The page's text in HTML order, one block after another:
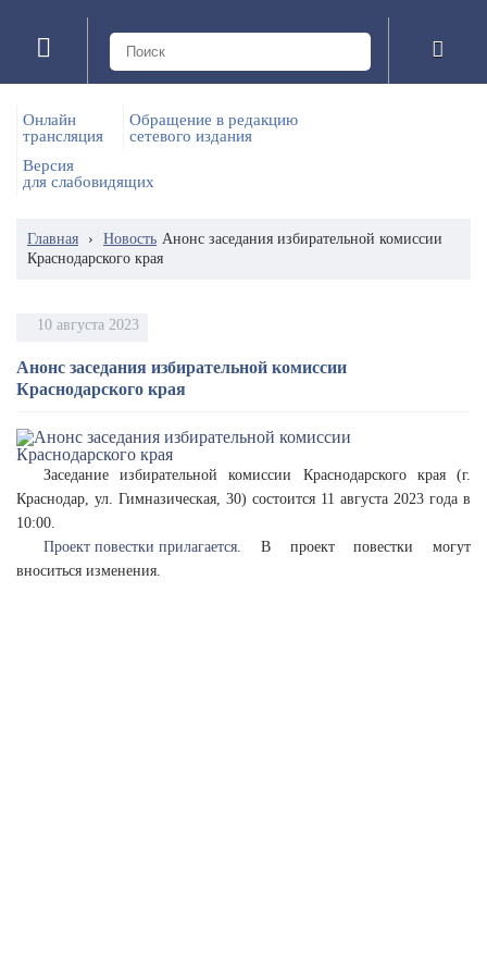
Онлайн
трансляция
Обращение в редакцию
сетевого издания
Версия
для слабовидящих
Главная › Новость Анонс заседания избирательной комиссии
Краснодарского края
10 августа 2023
Анонс заседания избирательной комиссии
Краснодарского края
Заседание избирательной комиссии Краснодарского края (г.
Краснодар, ул. Гимназическая, 30) состоится 11 августа 2023 года в
10:00.
Проект повестки прилагается. В проект повестки могут
вноситься изменения.